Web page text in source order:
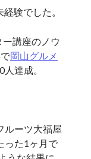
験でした。
ー講座のノウ
岡山グルメ
人達成。
ルーツ大福屋
った1ヶ月で